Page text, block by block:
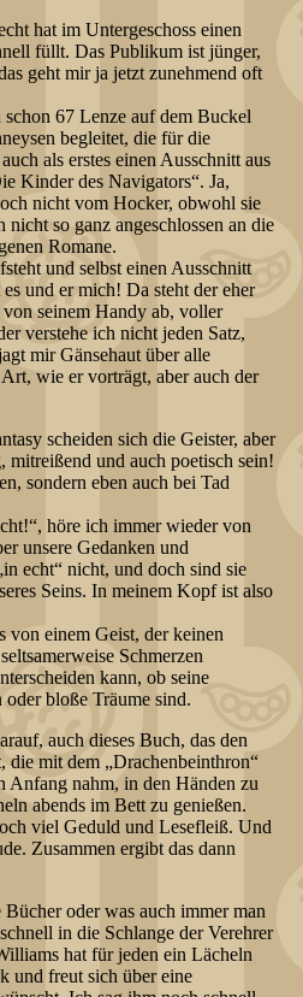
hat im Untergeschoss einen
füllt. Das Publikum ist jünger,
geht mir ja jetzt zunehmend oft
67 Lenze auf dem Buckel
begleitet, die für die
als erstes einen Ausschnitt aus
Kinder des Navigators“. Ja,
nicht vom Hocker, obwohl sie
nicht so ganz angeschlossen an die
Romane.
und selbst einen Ausschnitt
und er mich! Da steht der eher
seinem Handy ab, voller
verstehe ich nicht jeden Satz,
mir Gänsehaut über alle
wie er vorträgt, aber auch der
scheiden sich die Geister, aber
mitreißend und auch poetisch sein!
sondern eben auch bei Tad
höre ich immer wieder von
unsere Gedanken und
echt“ nicht, und doch sind sie
Seins. In meinem Kopf ist also
von einem Geist, der keinen
Schmerzen
kann, ob seine
bloße Träume sind.
auch dieses Buch, das den
die mit dem „Drachenbeinthron“
Anfang nahm, in den Händen zu
abends im Bett zu genießen.
viel Geduld und Lesefleiß. Und
Zusammen ergibt das dann
oder was auch immer man
in die Schlange der Verehrer
hat für jeden ein Lächeln
und freut sich über eine